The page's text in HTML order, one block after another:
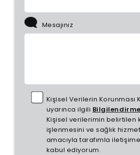
Mesajınız
Kişisel Verilerin Korunması
uyarınca ilgili Bilgilendirme
Kişisel verilerimin belirtilen
işlenmesini ve sağlık
amacıyla tarafımla
kabul ediyorum.